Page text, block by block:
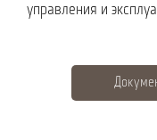
управления и